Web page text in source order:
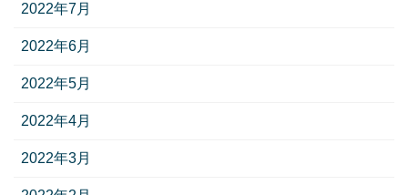
2022年7月
2022年6月
2022年5月
2022年4月
2022年3月